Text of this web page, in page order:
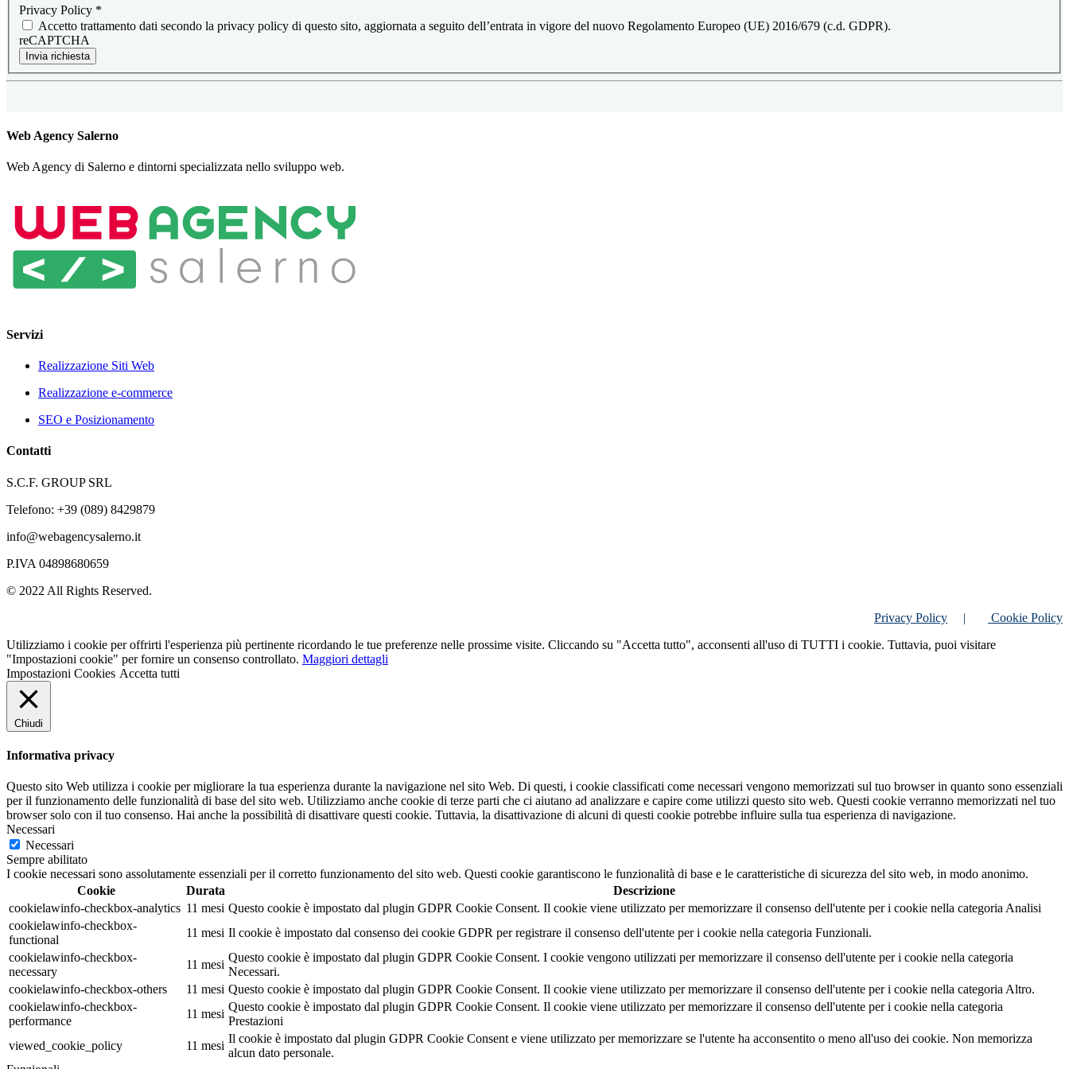
Privacy Policy *
Accetto trattamento dati secondo la privacy policy di questo sito, aggiornata a seguito dell’entrata in vigore del nuovo Regolamento Europeo (UE) 2016/679 (c.d. GDPR).
reCAPTCHA
Invia richiesta
Web Agency Salerno
Web Agency di Salerno e dintorni specializzata nello sviluppo web.
Servizi
Realizzazione Siti Web
Realizzazione e-commerce
SEO e Posizionamento
Contatti
S.C.F. GROUP SRL
Telefono: +39 (089) 8429879
info@webagencysalerno.it
P.IVA 04898680659
© 2022 All Rights Reserved.
Privacy Policy |
Cookie Policy
Utilizziamo i cookie per offrirti l'esperienza più pertinente ricordando le tue preferenze nelle prossime visite. Cliccando su "Accetta tutto", acconsenti all'uso di TUTTI i cookie. Tuttavia, puoi visitare
"Impostazioni cookie" per fornire un consenso controllato. Maggiori dettagli
Impostazioni Cookies Accetta tutti
Chiudi
Informativa privacy
Questo sito Web utilizza i cookie per migliorare la tua esperienza durante la navigazione nel sito Web. Di questi, i cookie classificati come necessari vengono memorizzati sul tuo browser in quanto sono essenziali
per il funzionamento delle funzionalità di base del sito web. Utilizziamo anche cookie di terze parti che ci aiutano ad analizzare e capire come utilizzi questo sito web. Questi cookie verranno memorizzati nel tuo
browser solo con il tuo consenso. Hai anche la possibilità di disattivare questi cookie. Tuttavia, la disattivazione di alcuni di questi cookie potrebbe influire sulla tua esperienza di navigazione.
Necessari
Necessari
Sempre abilitato
I cookie necessari sono assolutamente essenziali per il corretto funzionamento del sito web. Questi cookie garantiscono le funzionalità di base e le caratteristiche di sicurezza del sito web, in modo anonimo.
Cookie
Durata
Descrizione
cookielawinfo-checkbox-analytics 11 mesi Questo cookie è impostato dal plugin GDPR Cookie Consent. Il cookie viene utilizzato per memorizzare il consenso dell'utente per i cookie nella categoria Analisi
cookielawinfo-checkbox-
functional
11 mesi Il cookie è impostato dal consenso dei cookie GDPR per registrare il consenso dell'utente per i cookie nella categoria Funzionali.
cookielawinfo-checkbox-
necessary
11 mesi
Questo cookie è impostato dal plugin GDPR Cookie Consent. I cookie vengono utilizzati per memorizzare il consenso dell'utente per i cookie nella categoria
Necessari.
cookielawinfo-checkbox-others
11 mesi Questo cookie è impostato dal plugin GDPR Cookie Consent. Il cookie viene utilizzato per memorizzare il consenso dell'utente per i cookie nella categoria Altro.
cookielawinfo-checkbox-
performance
11 mesi
Questo cookie è impostato dal plugin GDPR Cookie Consent. Il cookie viene utilizzato per memorizzare il consenso dell'utente per i cookie nella categoria
Prestazioni
viewed_cookie_policy
11 mesi
Il cookie è impostato dal plugin GDPR Cookie Consent e viene utilizzato per memorizzare se l'utente ha acconsentito o meno all'uso dei cookie. Non memorizza
alcun dato personale.